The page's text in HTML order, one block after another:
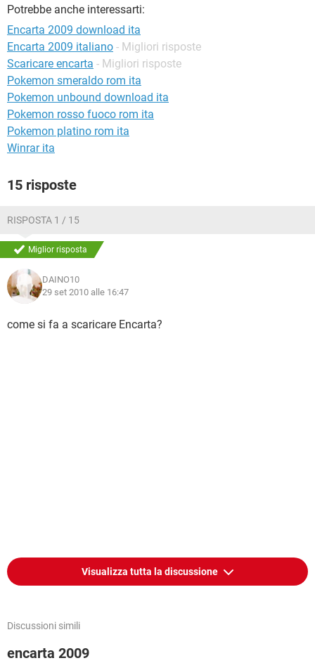
TIKTOK
HARDWARE
Potrebbe anche interessarti:
Encarta 2009 download ita
Encarta 2009 italiano - Migliori risposte
Scaricare encarta - Migliori risposte
Pokemon smeraldo rom ita
Pokemon unbound download ita
Pokemon rosso fuoco rom ita
Pokemon platino rom ita
Winrar ita
15 risposte
RISPOSTA 1 / 15
Miglior risposta
DAINO10
29 set 2010 alle 16:47
come si fa a scaricare Encarta?
Visualizza tutta la discussione
Discussioni simili
encarta 2009